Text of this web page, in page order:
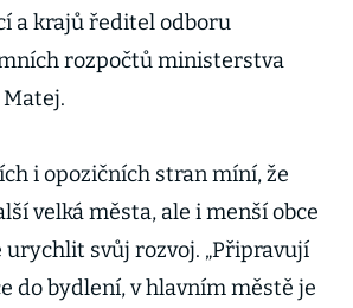
a krajů ředitel odboru
rozpočtů ministerstva
i opozičních stran míní, že
velká města, ale i menší obce
svůj rozvoj. „Připravují
do bydlení, v hlavním městě je